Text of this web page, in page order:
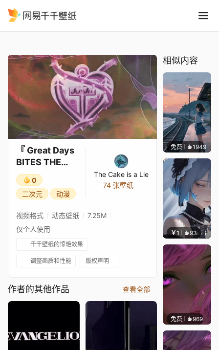
『 Great Days
BITES THE
DUST Units 版
本
0
二次元
动漫
The Cake is a Lie
74 张壁纸
视频格式 动态壁纸
7.25M
仅个人使用
千千壁纸的惊艳效果
调整画质和性能 版权声明
作者的其他作品 查看全部
相似内容
免费 1949辰东
￥1 93 辰东
免费 969辰东